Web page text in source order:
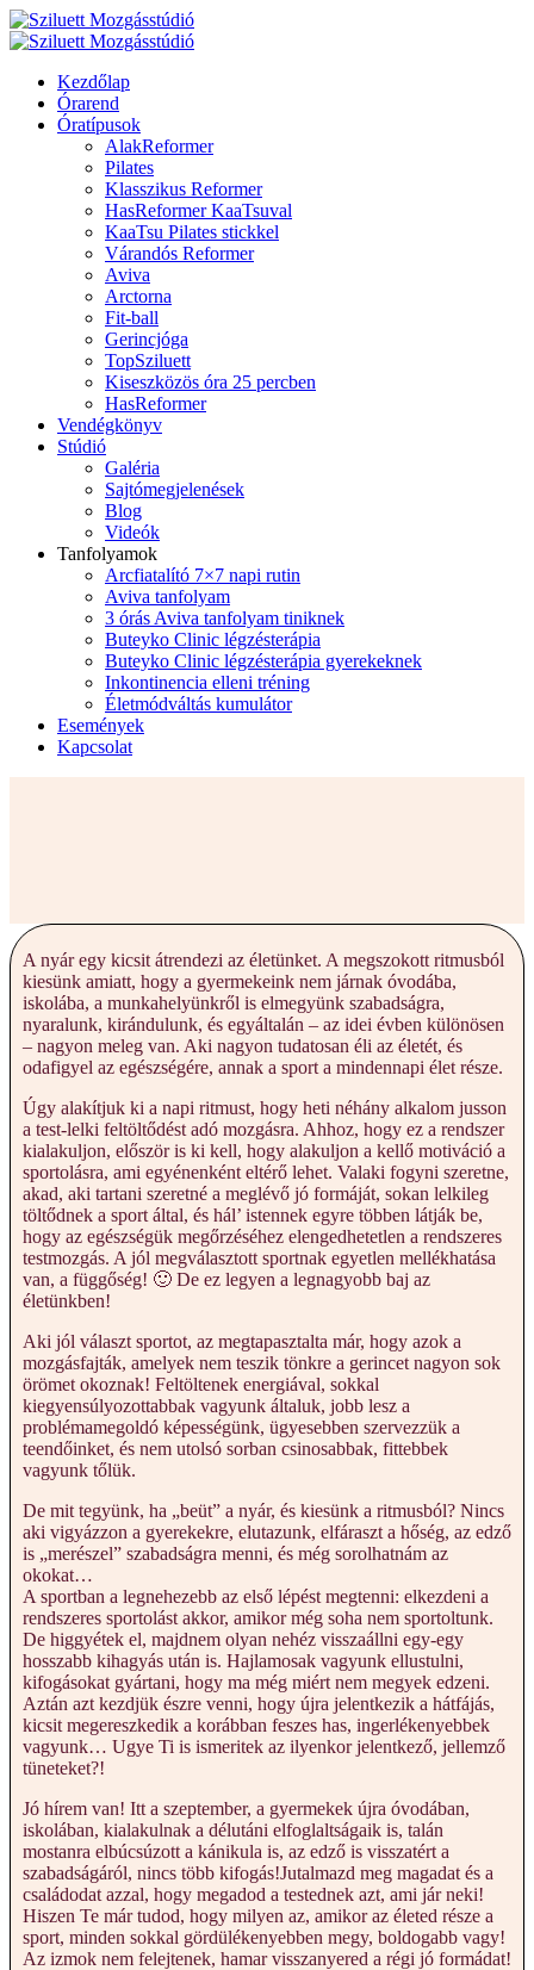
Kezdőlap
Órarend
Óratípusok
AlakReformer
Pilates
Klasszikus Reformer
HasReformer KaaTsuval
KaaTsu Pilates stickkel
Várandós Reformer
Aviva
Arctorna
Fit-ball
Gerincjóga
TopSziluett
Kiseszközös óra 25 percben
HasReformer
Vendégkönyv
Stúdió
Galéria
Sajtómegjelenések
Blog
Videók
Tanfolyamok
Arcfiatalító 7×7 napi rutin
Aviva tanfolyam
3 órás Aviva tanfolyam tiniknek
Buteyko Clinic légzésterápia
Buteyko Clinic légzésterápia gyerekeknek
Inkontinencia elleni tréning
Életmódváltás kumulátor
Események
Kapcsolat
A nyár egy kicsit átrendezi az életünket. A megszokott ritmusból
kiesünk amiatt, hogy a gyermekeink nem járnak óvodába,
iskolába, a munkahelyünkről is elmegyünk szabadságra,
nyaralunk, kirándulunk, és egyáltalán – az idei évben különösen
– nagyon meleg van. Aki nagyon tudatosan éli az életét, és
odafigyel az egészségére, annak a sport a mindennapi élet része.
Úgy alakítjuk ki a napi ritmust, hogy heti néhány alkalom jusson
a test-lelki feltöltődést adó mozgásra. Ahhoz, hogy ez a rendszer
kialakuljon, először is ki kell, hogy alakuljon a kellő motiváció a
sportolásra, ami egyénenként eltérő lehet. Valaki fogyni szeretne,
akad, aki tartani szeretné a meglévő jó formáját, sokan lelkileg
töltődnek a sport által, és hál’ istennek egyre többen látják be,
hogy az egészségük megőrzéséhez elengedhetetlen a rendszeres
testmozgás. A jól megválasztott sportnak egyetlen mellékhatása
van, a függőség! 🙂 De ez legyen a legnagyobb baj az
életünkben!
Aki jól választ sportot, az megtapasztalta már, hogy azok a
mozgásfajták, amelyek nem teszik tönkre a gerincet nagyon sok
örömet okoznak! Feltöltenek energiával, sokkal
kiegyensúlyozottabbak vagyunk általuk, jobb lesz a
problémamegoldó képességünk, ügyesebben szervezzük a
teendőinket, és nem utolsó sorban csinosabbak, fittebbek
vagyunk tőlük.
De mit tegyünk, ha „beüt” a nyár, és kiesünk a ritmusból? Nincs
aki vigyázzon a gyerekekre, elutazunk, elfáraszt a hőség, az edző
is „merészel” szabadságra menni, és még sorolhatnám az
okokat…
A sportban a legnehezebb az első lépést megtenni: elkezdeni a
rendszeres sportolást akkor, amikor még soha nem sportoltunk.
De higgyétek el, majdnem olyan nehéz visszaállni egy-egy
hosszabb kihagyás után is. Hajlamosak vagyunk ellustulni,
kifogásokat gyártani, hogy ma még miért nem megyek edzeni.
Aztán azt kezdjük észre venni, hogy újra jelentkezik a hátfájás,
kicsit megereszkedik a korábban feszes has, ingerlékenyebbek
vagyunk… Ugye Ti is ismeritek az ilyenkor jelentkező, jellemző
tüneteket?!
Jó hírem van! Itt a szeptember, a gyermekek újra óvodában,
iskolában, kialakulnak a délutáni elfoglaltságaik is, talán
mostanra elbúcsúzott a kánikula is, az edző is visszatért a
szabadságáról, nincs több kifogás!Jutalmazd meg magadat és a
családodat azzal, hogy megadod a testednek azt, ami jár neki!
Hiszen Te már tudod, hogy milyen az, amikor az életed része a
sport, minden sokkal gördülékenyebben megy, boldogabb vagy!
Az izmok nem felejtenek, hamar visszanyered a régi jó formádat!